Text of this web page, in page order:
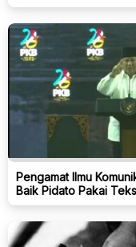
Pengamat Ilmu
Baik Pidato Pakai